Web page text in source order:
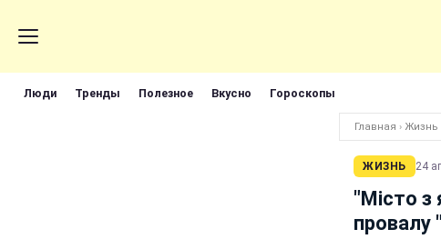
Люди Тренды Полезное Вкусно Гороскопы
Главная › Жизнь
ЖИЗНЬ 24
"Місто з
провалу